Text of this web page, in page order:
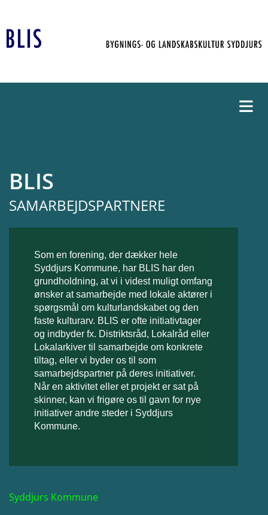
BLIS
SAMARBEJDSPARTNERE
Som en forening, der dækker hele
Syddjurs Kommune, har BLIS har den
grundholdning, at vi i videst muligt omfang
ønsker at samarbejde med lokale aktører i
spørgsmål om kulturlandskabet og den
faste kulturarv. BLIS er ofte initiativtager
og indbyder fx. Distriktsråd, Lokalråd eller
Lokalarkiver til samarbejde om konkrete
tiltag, eller vi byder os til som
samarbejdspartner på deres initiativer.
Når en aktivitet eller et projekt er sat på
skinner, kan vi frigøre os til gavn for nye
initiativer andre steder i Syddjurs
Kommune.
Syddjurs Kommune